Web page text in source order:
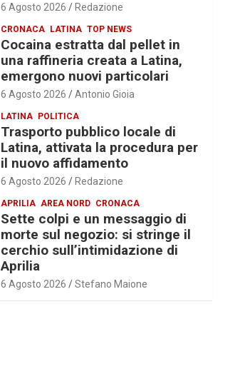
6 Agosto 2026 Redazione
CRONACA LATINA TOP NEWS
Cocaina estratta dal pellet in
una raffineria creata a Latina,
emergono nuovi particolari
6 Agosto 2026 Antonio Gioia
LATINA POLITICA
Trasporto pubblico locale di
Latina, attivata la procedura per
il nuovo affidamento
6 Agosto 2026 Redazione
APRILIA AREA NORD CRONACA
Sette colpi e un messaggio di
morte sul negozio: si stringe il
cerchio sull’intimidazione di
Aprilia
6 Agosto 2026 Stefano Maione